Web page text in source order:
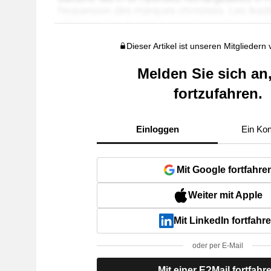
Dieser Artikel ist unseren Mitgliedern
Melden Sie sich
fortzufahren.
Einloggen Ein
Mit Google
Weiter mit Apple
Mit LinkedIn
oder per E-Mail